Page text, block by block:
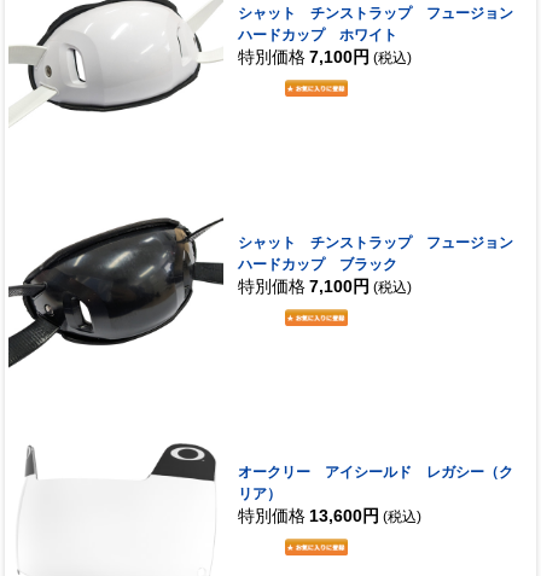
シャット チンストラップ フュージョン
ハードカップ ホワイト
特別価格 7,100円 (税込)
シャット チンストラップ フュージョン
ハードカップ ブラック
特別価格 7,100円 (税込)
オークリー アイシールド レガシー（ク
リア）
特別価格 13,600円 (税込)